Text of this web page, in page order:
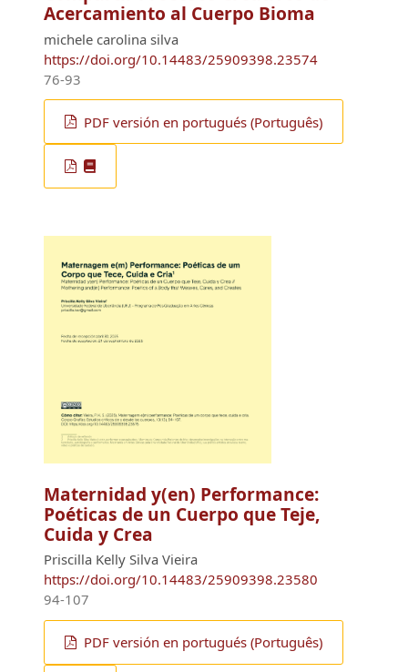
Compartir Procesos Creativos de
Acercamiento al Cuerpo Bioma
michele carolina silva
https://doi.org/10.14483/25909398.23574
PDF versión en portugués (Português)
Maternidad y(en) Performance:
Poéticas de un Cuerpo que Teje,
Cuida y Crea
Priscilla Kelly Silva Vieira
https://doi.org/10.14483/25909398.23580